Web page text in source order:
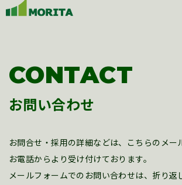
CONTACT
お問い合わせ
お問合せ・採用の詳細などは、こちらのメー
お電話からより受け付けております。
メールフォームでのお問い合わせは、折り返